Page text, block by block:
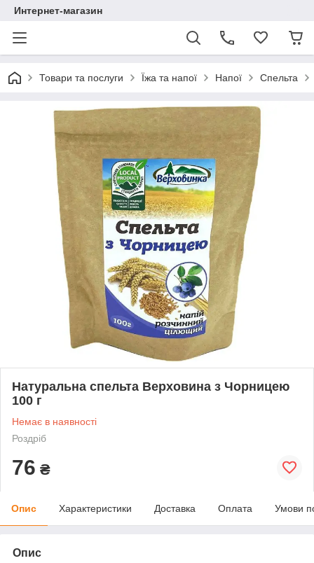
Интернет-магазин
Товари та послуги Їжа та напої Напої Спельта
Натуральна спельта Верховина з Чорницею
100 г
Немає в наявності
Роздріб
76 ₴
Опис Характеристики Доставка Оплата Умови
Опис